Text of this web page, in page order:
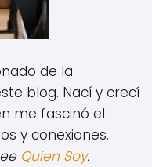
de la
blog. Nací y crecí
me fascinó el
y conexiones.
Quien Soy.